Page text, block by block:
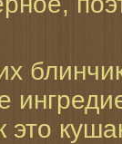
это